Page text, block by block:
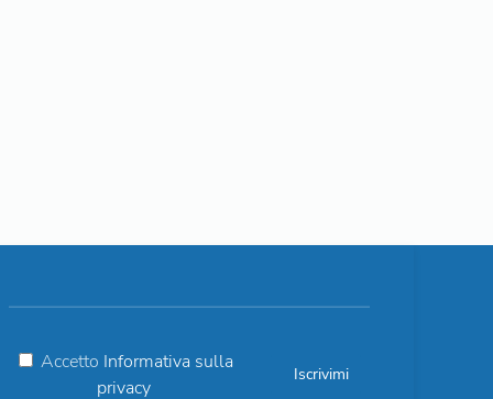
Accetto Informativa sulla
privacy